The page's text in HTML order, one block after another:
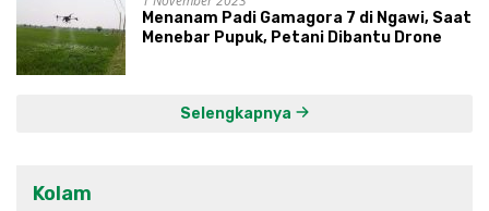
Menanam Padi Gamagora 7 di Ngawi, Saat
Menebar Pupuk, Petani Dibantu Drone
Selengkapnya
Kolam